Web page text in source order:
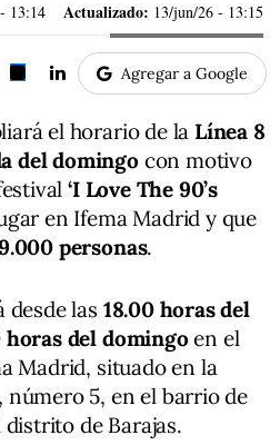
- 13:14 Actualizado: 13/jun/26 - 13:15
Agregar a Google
el horario de la Línea 8
del domingocon motivo
‘I Love The 90’s
en Ifema Madrid y que
personas.
desde las 18.00 horas del
horas del domingoen el
Madrid, situado en la
5, en el barrio de
de Barajas.